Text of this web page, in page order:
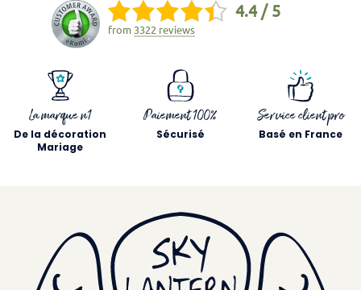
La marque n1
De la décoration
Mariage
Paiement 100%
Sécurisé
Service client pro
Basé en France
4.4 / 5
from 3322 reviews